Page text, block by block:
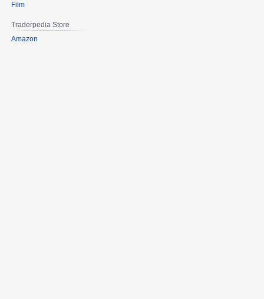
Film
Traderpedia Store
Amazon